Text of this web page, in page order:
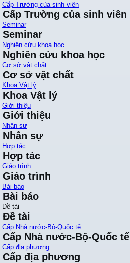
Cấp Trường của sinh viên
Cấp Trường của sinh viên
Seminar
Seminar
Nghiên cứu khoa học
Nghiên cứu khoa học
Cơ sở vật chất
Cơ sở vật chất
Khoa Vật lý
Khoa Vật lý
Giới thiệu
Giới thiệu
Nhân sự
Nhân sự
Hợp tác
Hợp tác
Giáo trình
Giáo trình
Bài báo
Bài báo
Đề tài
Đề tài
Cấp Nhà nước-Bộ-Quốc tế
Cấp Nhà nước-Bộ-Quốc tế
Cấp địa phương
Cấp địa phương